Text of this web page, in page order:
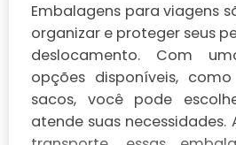
Embalagens para viagens
organizar e proteger seus
deslocamento. Com
opções disponíveis,
sacos, você pode
atende suas